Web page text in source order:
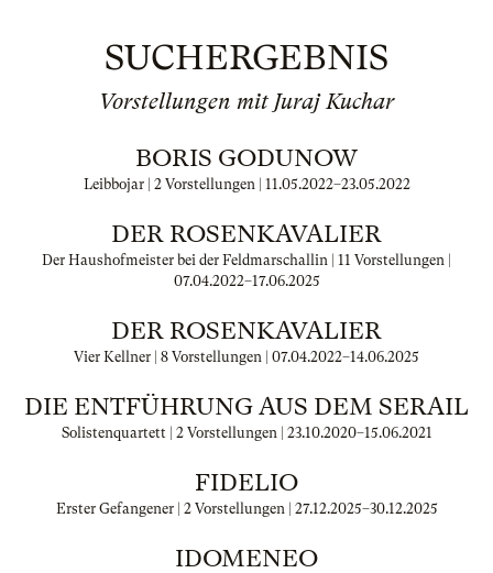
SUCHERGEBNIS
Vorstellungen mit Juraj Kuchar
BORIS GODUNOW
Leibbojar | 2 Vorstellungen | 11.05.2022–23.05.2022
DER ROSENKAVALIER
Der Haushofmeister bei der Feldmarschallin | 11 Vorstellungen |
07.04.2022–17.06.2025
DER ROSENKAVALIER
Vier Kellner | 8 Vorstellungen | 07.04.2022–14.06.2025
DIE ENTFÜHRUNG AUS DEM SERAIL
Solistenquartett | 2 Vorstellungen | 23.10.2020–15.06.2021
FIDELIO
Erster Gefangener | 2 Vorstellungen | 27.12.2025–30.12.2025
IDOMENEO